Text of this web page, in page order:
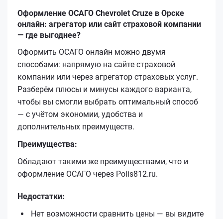
Оформление ОСАГО Chevrolet Cruze в Орске
онлайн: агрегатор или сайт страховой компании
— где выгоднее?
Оформить ОСАГО онлайн можно двумя
способами: напрямую на сайте страховой
компании или через агрегатор страховых услуг.
Разберём плюсы и минусы каждого варианта,
чтобы вы смогли выбрать оптимальный способ
— с учётом экономии, удобства и
дополнительных преимуществ.
Преимущества:
Обладают такими же преимуществами, что и
оформление ОСАГО через Polis812.ru.
Недостатки:
Нет возможности сравнить цены — вы видите